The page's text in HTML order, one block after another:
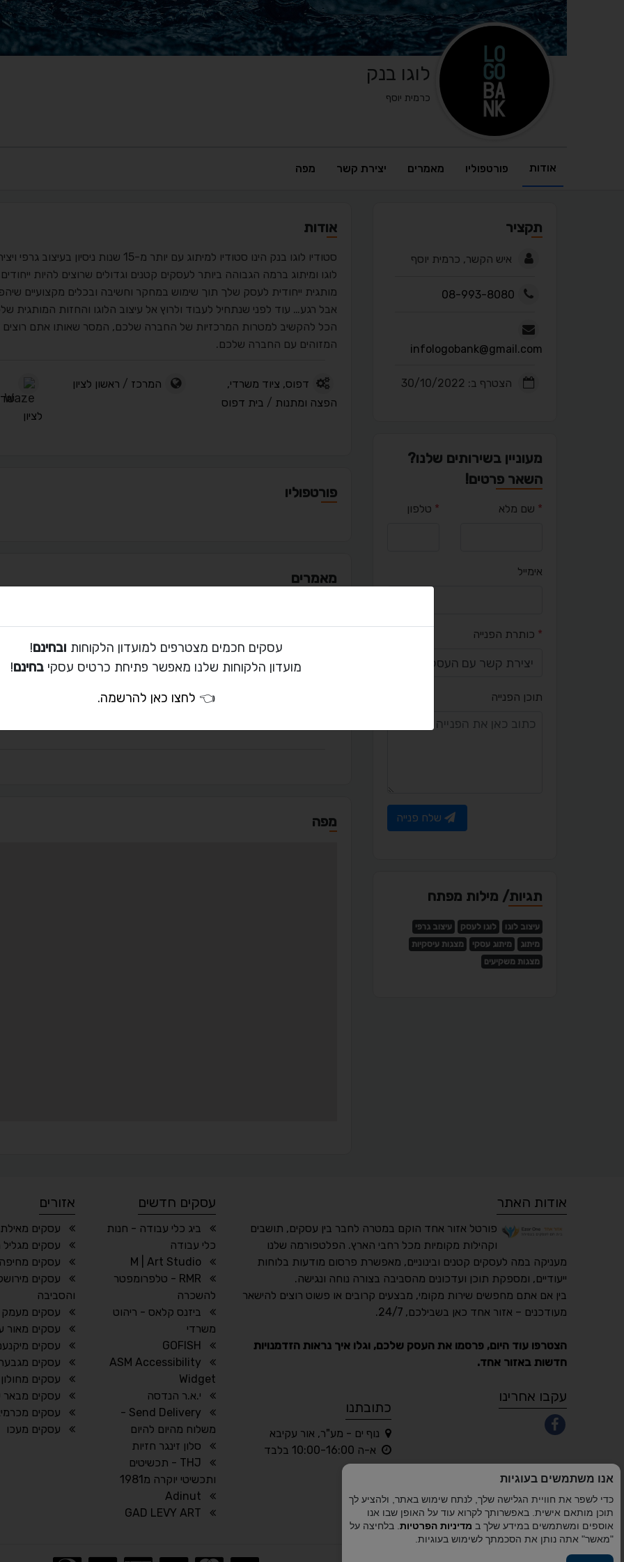
לוגו בנק
כרמית יוסף
אודות פורטפוליו מאמרים יצירת קשר מפה
תקציר
איש הקשר, כרמית יוסף
08-993-8080
infologobank@gmail.com
הצטרף ב: 30/10/2022
מעוניין בשירותים שלנו?
השאר פרטים!
* שם מלא * טלפון
אימייל
* כותרת הפנייה
תוכן הפנייה
שלח פנייה
תגיות/ מילות מפתח
עיצוב לוגו לוגו לעסק
עיצוב גרפי
מיתוג
מיתוג עסקי
מצגות עיסקיות
מצגות משקיעים
אודות
סטודיו לוגו בנק הינו סטודיו למיתוג עם
לוגו ומיתוג ברמה הגבוהה ביותר לעסקים קטנים וגדולים שרוצים להיות
מותגית ייחודית לעסק שלך תוך שימוש במחקר וחשיבה ובכלים מקצועיים
אבל רגע… עוד לפני שנתחיל לעבוד ולרוץ אל עיצוב הלוגו והחזות המותגית
הכל להקשיב למטרות המרכזיות של החברה שלכם, המסר שאותו אתם רוצים
המזוהים עם החברה שלכם.
דפוס, ציוד משרדי,
הפצה ומתנות / בית דפוס
המרכז / ראשון לציון
לציון
פורטפוליו
מאמרים
יצירת קשר עם כרמית יוסף
08-993-8080
מפה
אודות האתר
פורטל אזור אחד הוקם במטרה לחבר בין עסקים, תושבים
וקהילות מקומיות מכל רחבי הארץ. הפלטפורמה שלנו
מעניקה במה לעסקים קטנים ובינוניים, מאפשרת פרסום מודעות בלוחות
ייעודיים, ומספקת תוכן ועדכונים מהסביבה בצורה נוחה ונגישה.
בין אם אתם מחפשים שירות מקומי, מבצעים קרובים או פשוט רוצים להישאר
מעודכנים – אזור אחד כאן בשבילכם, 24/7.
הצטרפו עוד היום, פרסמו את העסק שלכם, וגלו איך נראות הזדמנויות
חדשות באזור אחד.
עקבו אחרינו
כתובתנו
נוף ים - מע"ר, אור עקיבא
א-ה 10:00-16:00 בלבד
עסקים חדשים
ביג כלי עבודה - חנות
כלי עבודה
M | Art Studio
RMR - טלפרומפטר
להשכרה
ביזנס קלאס - ריהוט
משרדי
ASM Accessibility
Widget
י.א.ר הנדסה
Send Delivery -
משלוח מהיום להיום
סלון זינגר חזיות
THJ - תכשיטים
ותכשיטי יוקרה מ1981
אזורים
עסקים
עסקים מגליל
עסקים
עסקים
והסביבה
עסקים
עסקים מאור
עסקים
עסקים
עסקים מחולון
עסקים
עסקים
עסקים מעכו
אנו משתמשים בעוגיות
כדי לשפר את חוויית הגלישה שלך, לנתח שימוש באתר, ולהציע לך
תוכן מותאם אישית. באפשרותך לקרוא עוד על האופן שבו אנו
אוספים ומשתמשים במידע שלך ב מדיניות הפרטיות . בלחיצה על
"מאשר" אתה נותן את הסכמתך לשימוש בעוגיות.
עסקים חכמים מצטרפים למועדון הלקוחות ובחינם!
מועדון הלקוחות שלנו מאפשר פתיחת כרטיס עסקי בחינם!
👈 לחצו כאן להרשמה.